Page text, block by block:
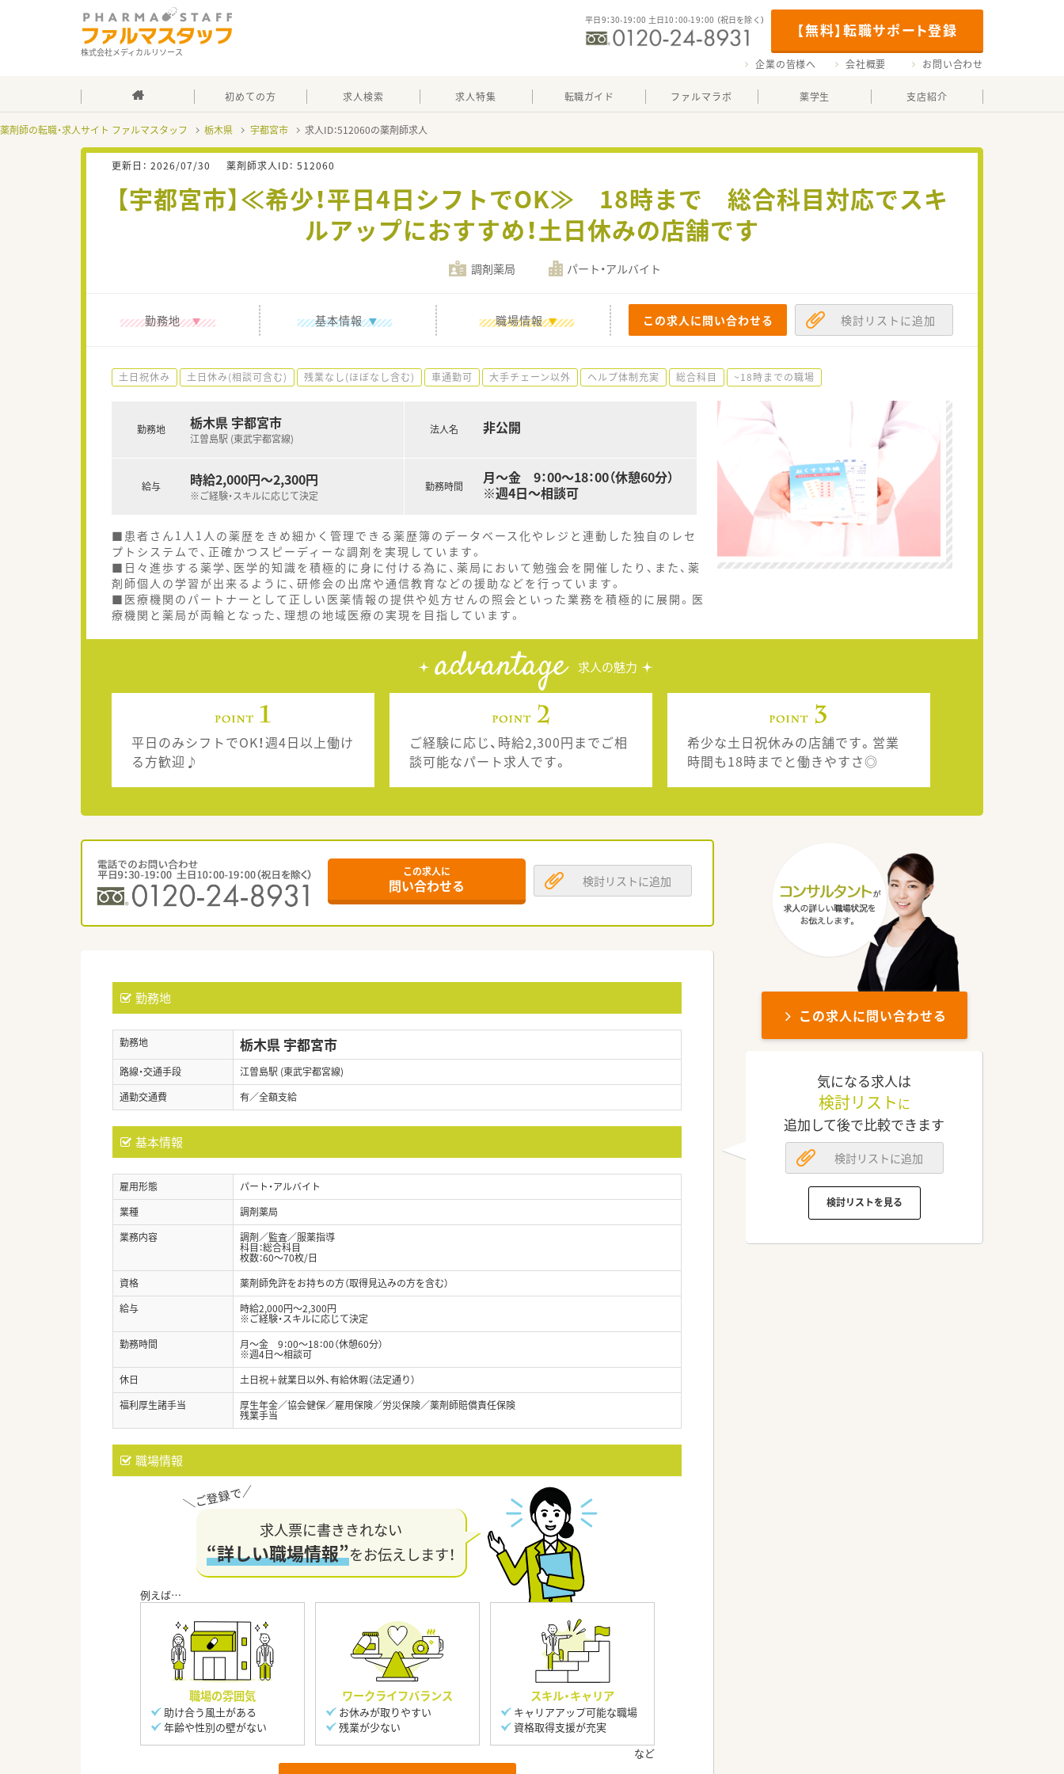
株式会社メディカルリソース
【無料】転職サポート登録
平日9：30-19：00 土日10：00-19：00 （祝日を除く）
企業の皆様へ 会社概要 お問い合わせ
初めての方 求人検索 求人特集 転職ガイド ファルマラボ 薬学生 支店紹介
薬剤師の転職・求人サイト ファルマスタッフ 栃木県 宇都宮市 求人ID：512060の薬剤師求人
更新日： 2026/07/30 薬剤師求人ID： 512060
【宇都宮市】≪希少！平日4日シフトでOK≫ 18時まで 総合科目対応でスキ
ルアップにおすすめ！土日休みの店舗です
調剤薬局 パート・アルバイト
勤務地 基本情報 職場情報 この求人に問い合わせる 検討リストに追加
土日祝休み 土日休み(相談可含む) 残業なし(ほぼなし含む) 車通勤可 大手チェーン以外 ヘルプ体制充実 総合科目 ~18時までの職場
勤務地 栃木県 宇都宮市
江曽島駅 (東武宇都宮線)
給与 時給2,000円～2,300円
※ご経験・スキルに応じて決定
法人名 非公開
勤務時間
月～金 9：00～18：00（休憩60分）
※週4日～相談可
■患者さん1人1人の薬歴をきめ細かく管理できる薬歴簿のデータベース化やレジと連動した独自のレセ
プトシステムで、正確かつスピーディーな調剤を実現しています。
■日々進歩する薬学、医学的知識を積極的に身に付ける為に、薬局において勉強会を開催したり、また、薬
剤師個人の学習が出来るように、研修会の出席や通信教育などの援助などを行っています。
■医療機関のパートナーとして正しい医薬情報の提供や処方せんの照会といった業務を積極的に展開。医
療機関と薬局が両輪となった、理想の地域医療の実現を目指しています。
advantage 求人の魅力
平日のみシフトでOK！週4日以上働け
る方歓迎♪
ご経験に応じ、時給2,300円までご相
談可能なパート求人です。
希少な土日祝休みの店舗です。営業
時間も18時までと働きやすさ◎
この求人に
問い合わせる 検討リストに追加
勤務地
勤務地 栃木県 宇都宮市
路線・交通手段
江曽島駅 (東武宇都宮線)
通勤交通費
有／全額支給
基本情報
雇用形態
パート・アルバイト
業種
調剤薬局
業務内容
調剤／監査／服薬指導
科目：総合科目
枚数：60～70枚/日
資格
薬剤師免許をお持ちの方（取得見込みの方を含む）
給与
時給2,000円～2,300円
※ご経験・スキルに応じて決定
勤務時間
月～金 9：00～18：00（休憩60分）
※週4日～相談可
休日
土日祝＋就業日以外、有給休暇（法定通り）
福利厚生諸手当
厚生年金／協会健保／雇用保険／労災保険／薬剤師賠償責任保険
残業手当
職場情報
求人票に書ききれない
“詳しい職場情報”をお伝えします！
職場の雰囲気
助け合う風土がある
年齢や性別の壁がない
ワークライフバランス
お休みが取りやすい
残業が少ない
スキル・キャリア
キャリアアップ可能な職場
資格取得支援が充実
この求人に問い合わせる
気になる求人は
検討リスト に
追加して後で比較できます
検討リストに追加
検討リストを見る